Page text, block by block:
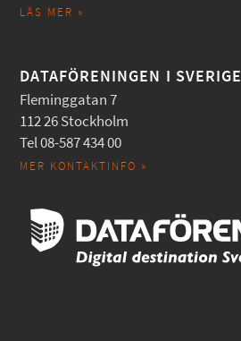
LÄS MER »
DATAFÖRENINGEN I SVERIGE
Fleminggatan 7
112 26 Stockholm
Tel 08-587 434 00
MER KONTAKTINFO »